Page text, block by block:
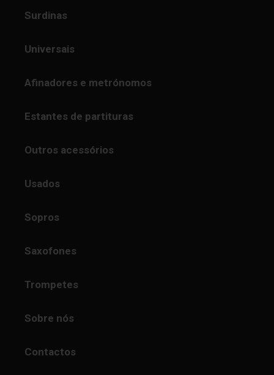
Surdinas
Universais
Afinadores e metrónomos
Estantes de partituras
Outros acessórios
Usados
Sopros
Saxofones
Trompetes
Sobre nós
Contactos